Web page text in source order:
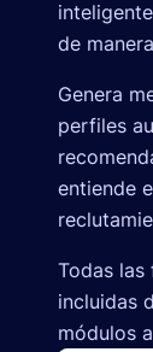
de
Genera
perfiles
entiende
Todas las
incluidas
módulos